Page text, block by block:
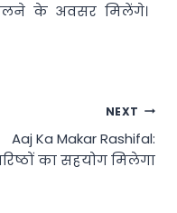
के अवसर मिलेंगे।
NEXT
Aaj Ka Makar Rashifal:
का सहयोग मिलेगा